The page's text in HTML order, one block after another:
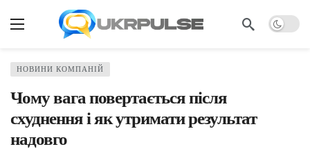
НОВИНИ КОМПАНІЙ
Чому вага повертається після
схуднення і як утримати результат
надовго